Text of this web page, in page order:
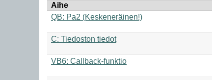
Aihe
QB: Pa2 (Keskeneräinen!)
C: Tiedoston tiedot
VB6: Callback-funktio